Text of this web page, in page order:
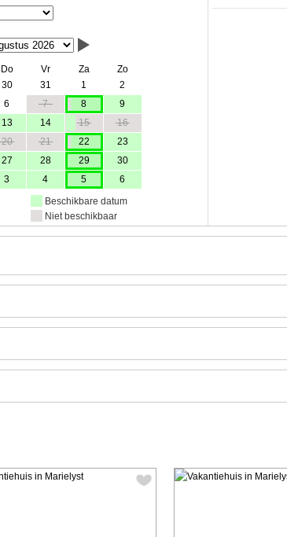
Do Vr Za
Zo
30 31 1
2
6 7 8
9
13 14 15
16
20 21 22
23
27 28 29
30
3 4 5
6
Beschikbare datum
Niet beschikbaar